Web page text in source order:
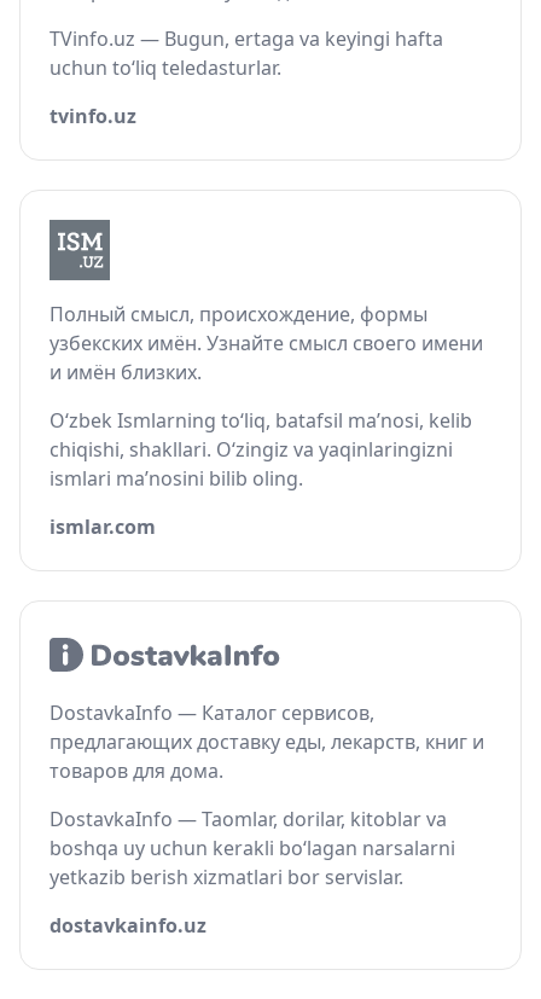
TVinfo.uz — Bugun, ertaga va keyingi hafta
uchun to‘liq teledasturlar.
tvinfo.uz
Полный смысл, происхождение, формы
узбекских имён. Узнайте смысл своего имени
и имён близких.
O‘zbek Ismlarning to‘liq, batafsil ma’nosi, kelib
chiqishi, shakllari. O‘zingiz va yaqinlaringizni
ismlari ma’nosini bilib oling.
ismlar.com
DostavkaInfo — Каталог сервисов,
предлагающих доставку еды, лекарств, книг и
товаров для дома.
DostavkaInfo — Taomlar, dorilar, kitoblar va
boshqa uy uchun kerakli bo‘lagan narsalarni
yetkazib berish xizmatlari bor servislar.
dostavkainfo.uz